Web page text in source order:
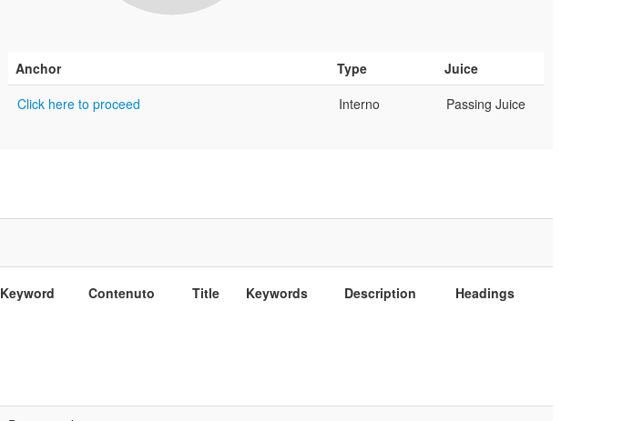
Anchor Type
Juice
Click here to proceed
Interno Passing Juice
Keyword Contenuto Title Keywords Description Headings